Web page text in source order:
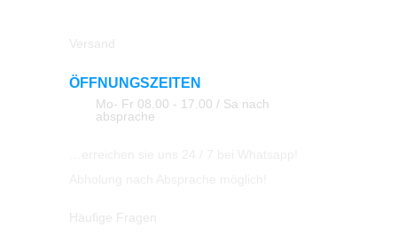
Versand
ÖFFNUNGSZEITEN
Mo- Fr 08.00 - 17.00 / Sa nach
absprache
Häufige Fragen